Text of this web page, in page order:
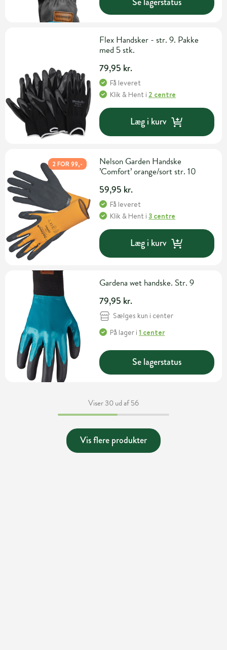
Flex Handsker - str. 9. Pakke
med 5 stk.
79,95 kr.
Få leveret
Klik & Hent i2 centre
Læg i kurv
2 FOR 99,-
Nelson Garden Handske
’Comfort’ orange/sort str. 10
59,95 kr.
Få leveret
Klik & Hent i3 centre
Læg i kurv
Gardena wet handske. Str. 9
79,95 kr.
Sælges kun i center
På lager i1 center
Se lagerstatus
Viser 30 ud af 56
Vis flere produkter